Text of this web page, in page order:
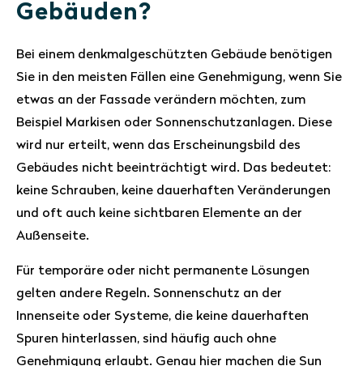
Gebäuden?
Bei einem denkmalgeschützten Gebäude benötigen
Sie in den meisten Fällen eine Genehmigung, wenn Sie
etwas an der Fassade verändern möchten, zum
Beispiel Markisen oder Sonnenschutzanlagen. Diese
wird nur erteilt, wenn das Erscheinungsbild des
Gebäudes nicht beeinträchtigt wird. Das bedeutet:
keine Schrauben, keine dauerhaften Veränderungen
und oft auch keine sichtbaren Elemente an der
Außenseite.
Für temporäre oder nicht permanente Lösungen
gelten andere Regeln. Sonnenschutz an der
Innenseite oder Systeme, die keine dauerhaften
Spuren hinterlassen, sind häufig auch ohne
Genehmigung erlaubt. Genau hier machen die Sun